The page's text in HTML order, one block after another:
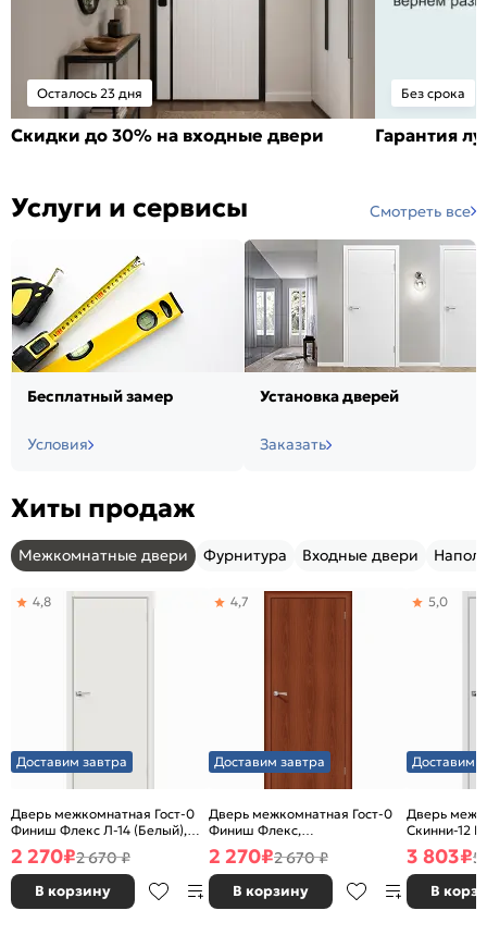
Осталось 23 дня
Скидки до 30% на входные двери
Без срока
Гарантия
Услуги и сервисы Смотреть все
Бесплатный замер
Условия
Установка дверей
Заказать
Хиты продаж
Межкомнатные двери Фурнитура Входные двери
Доставим завтра
Дверь межкомнатная Гост-0
Финиш Флекс Л-14 (Белый),
глухая, каркасно-щитовая
4,8
2 270₽2 670 ₽
В корзину
Доставим завтра
Дверь межкомнатная Гост-0
Финиш Флекс,
Ламинированные Л-11
(ИталОрех), глухая, каркасно-
щитовая
4,7
2 270₽2 670 ₽
В корзину
Доставим
Дверь
Скинни-12
глухая,
5,0
3 803₽5
В